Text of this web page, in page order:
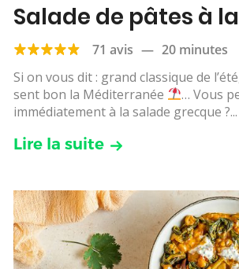
Salade de pâtes à
71 avis — 20 minutes
Si on vous dit : grand classique de
sent bon la Méditerranée
… Vous
immédiatement à la salade grecque ?...
Lire la suite